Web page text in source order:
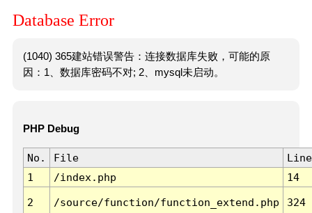
Database Error
(1040) 365建站错误警告：连接数据库失败，可能的原
因：1、数据库密码不对; 2、mysql未启动。
PHP Debug
No. File
Line
1
/index.php 14
2 /source/function/function_extend.php 324